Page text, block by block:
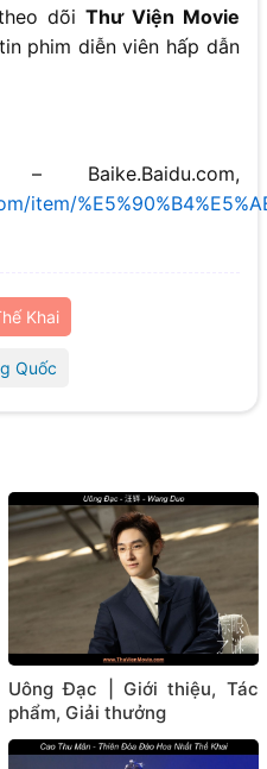
dõi Thư Viện Movie
phim diễn viên hấp dẫn
item/
Khai
Quốc
Uông Đạc | Giới thiệu, Tác
phẩm, Giải thưởng